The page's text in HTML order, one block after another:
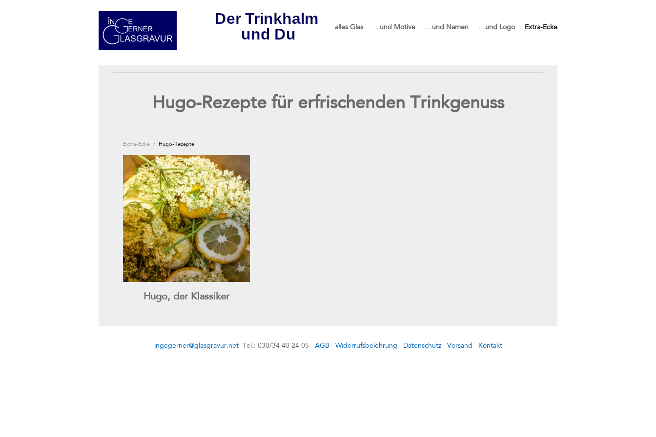
alles Glas …und Motive …und Namen …und Logo Extra-Ecke
Hugo-Rezepte für erfrischenden Trinkgenuss
Extra-Ecke / Hugo-Rezepte
Hugo, der Klassiker
ingegerner@glasgravur.netTel.: 030/34 40 24 05 AGB Widerrufsbelehrung Datenschutz Versand Kontakt